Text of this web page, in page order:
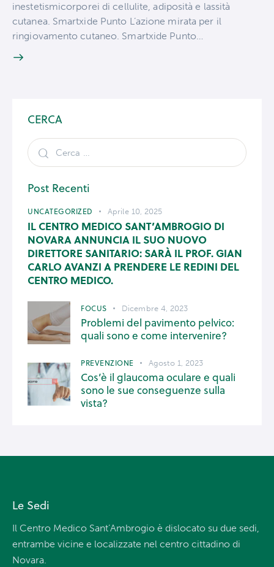
inestetismicorporei di cellulite, adiposità e lassità
cutanea. Smartxide Punto L’azione mirata per il
ringiovamento cutaneo. Smartxide Punto…
CERCA
Post Recenti
UNCATEGORIZED Aprile 10, 2025
IL CENTRO MEDICO SANT’AMBROGIO DI
NOVARA ANNUNCIA IL SUO NUOVO
DIRETTORE SANITARIO: SARÀ IL PROF. GIAN
CARLO AVANZI A PRENDERE LE REDINI DEL
CENTRO MEDICO.
FOCUS Dicembre 4, 2023
Problemi del pavimento pelvico:
quali sono e come intervenire?
PREVENZIONE Agosto 1, 2023
Cos’è il glaucoma oculare e quali
sono le sue conseguenze sulla
vista?
Le Sedi
Il Centro Medico Sant’Ambrogio è dislocato su due sedi,
entrambe vicine e localizzate nel centro cittadino di
Novara.